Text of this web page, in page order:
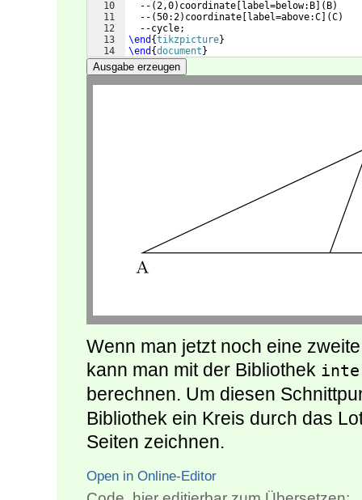
10
11
12
13
14
  --
(2,0) coordinate label=below:B ( B)
  --
(50:2) coordinate label=above:C (C)
  --cycle;
\end {tikzpicture}
\end {document }
Ausgabe erzeugen
Wenn man jetzt noch eine
kann man mit der Bibliothek
berechnen. Um diesen
Bibliothek ein Kreis durch das
Seiten zeichnen.
Open in Online-Editor